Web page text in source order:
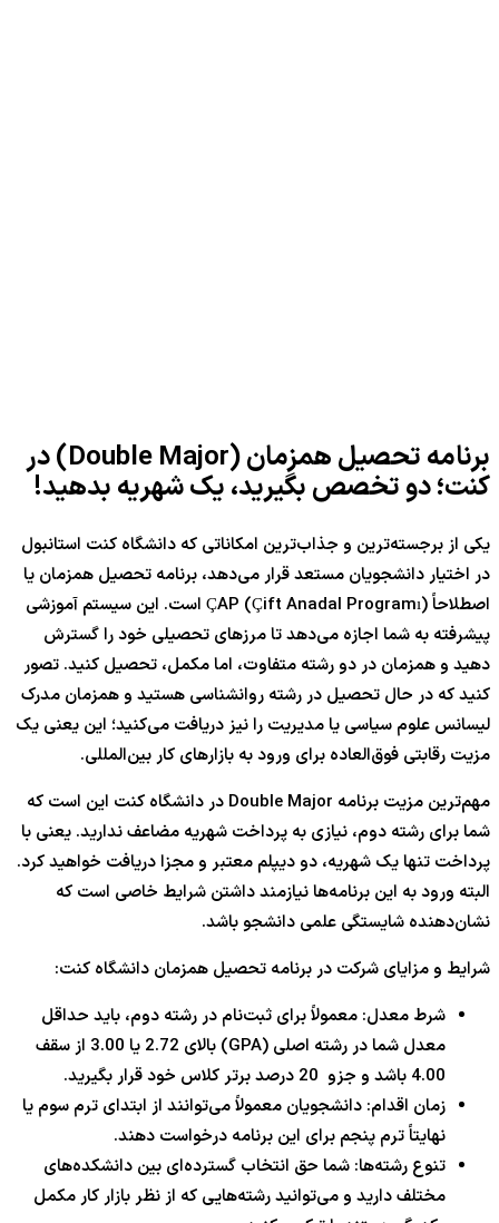
برنامه تحصیل همزمان (Double Major) در
کنت؛ دو تخصص بگیرید، یک شهریه بدهید!
یکی از برجسته‌ترین و جذاب‌ترین امکاناتی که دانشگاه کنت استانبول
در اختیار دانشجویان مستعد قرار می‌دهد، برنامه تحصیل همزمان یا
اصطلاحاً ÇAP (Çift Anadal Programı) است. این سیستم آموزشی
پیشرفته به شما اجازه می‌دهد تا مرزهای تحصیلی خود را گسترش
دهید و همزمان در دو رشته متفاوت، اما مکمل، تحصیل کنید. تصور
کنید که در حال تحصیل در رشته روانشناسی هستید و همزمان مدرک
لیسانس علوم سیاسی یا مدیریت را نیز دریافت می‌کنید؛ این یعنی یک
مزیت رقابتی فوق‌العاده برای ورود به بازارهای کار بین‌المللی.
مهم‌ترین مزیت برنامه Double Major در دانشگاه کنت این است که
شما برای رشته دوم، نیازی به پرداخت شهریه مضاعف ندارید. یعنی با
پرداخت تنها یک شهریه، دو دیپلم معتبر و مجزا دریافت خواهید کرد.
البته ورود به این برنامه‌ها نیازمند داشتن شرایط خاصی است که
نشان‌دهنده شایستگی علمی دانشجو باشد.
شرایط و مزایای شرکت در برنامه تحصیل همزمان دانشگاه کنت:
شرط معدل: معمولاً برای ثبت‌نام در رشته دوم، باید حداقل
معدل شما در رشته اصلی (GPA) بالای
2.72 یا 3.00 از سقف
4.00 باشد و جزو 20 درصد برتر کلاس خود قرار بگیرید.
زمان اقدام: دانشجویان معمولاً می‌توانند از ابتدای ترم سوم یا
نهایتاً ترم پنجم برای این برنامه درخواست دهند.
تنوع رشته‌ها: شما حق انتخاب گسترده‌ای بین دانشکده‌های
مختلف دارید و می‌توانید رشته‌هایی که از نظر بازار کار مکمل